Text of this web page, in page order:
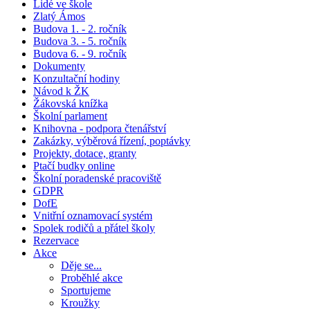
Lidé ve škole
Zlatý Ámos
Budova 1. - 2. ročník
Budova 3. - 5. ročník
Budova 6. - 9. ročník
Dokumenty
Konzultační hodiny
Návod k ŽK
Žákovská knížka
Školní parlament
Knihovna - podpora čtenářství
Zakázky, výběrová řízení, poptávky
Projekty, dotace, granty
Ptačí budky online
Školní poradenské pracoviště
GDPR
DofE
Vnitřní oznamovací systém
Spolek rodičů a přátel školy
Rezervace
Akce
Děje se...
Proběhlé akce
Sportujeme
Kroužky